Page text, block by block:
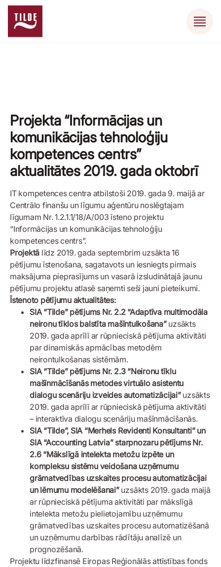
Projekta “Informācijas un
komunikācijas tehnoloģiju
kompetences centrs”
aktualitātes 2019. gada oktobrī
IT kompetences centra atbilstoši 2019. gada 9. maijā ar
Centrālo finanšu un līgumu aģentūru noslēgtajam
līgumam Nr. 1.2.1.1/18/A/003 īsteno projektu
“Informācijas un komunikācijas tehnoloģiju
kompetences centrs”.
Projektā līdz 2019. gada septembrim uzsākta 16
pētījumu īstenošana, sagatavots un iesniegts pirmais
maksājuma pieprasījums un vasarā izsludinātajā jaunu
pētījumu projektu atlasē saņemti seši jauni pieteikumi.
Īstenoto pētījumu aktualitātes:
SIA “Tilde” pētījums Nr. 2.2 “Adaptīva multimodāla
neironu tīklos balstīta mašīntulkošana” uzsākts
2019. gada aprīlī ar rūpnieciskā pētījuma aktivitāti
par dinamiskās apmācības metodēm
neirontulkošanas sistēmām.
SIA “Tilde” pētījums Nr. 2.3 “Neironu tīklu
mašīnmācīšanās metodes virtuālo asistentu
dialogu scenāriju izveides automatizācijai” uzsākts
2019. gada aprīlī ar rūpnieciskā pētījuma aktivitāti
– interaktīva dialogu scenāriju mašīnmācīšanās.
SIA “Tilde”, SIA “Merhels Revidenti Konsultanti” un
SIA “Accounting Latvia” starpnozaru pētījums Nr.
2.6 “Mākslīgā intelekta metožu izpēte un
kompleksu sistēmu veidošana uzņēmumu
grāmatvedības uzskaites procesu automatizācijai
un lēmumu modelēšanai” uzsākts 2019. gada maijā
ar rūpnieciskā pētījuma aktivitāti par mākslīgā
intelekta metožu pielietojamību uzņēmumu
grāmatvedības uzskaites procesu automatizēšanā
un uzņēmumu darbības rādītāju analīzē un
prognozēšanā.
Projektu līdzfinansē Eiropas Reģionālās attīstības fonds